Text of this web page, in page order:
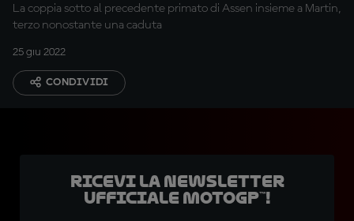
La coppia sotto al precedente primato di Assen insieme a Martin,
terzo nonostante una caduta
25 giu 2022
CONDIVIDI
Ricevi la newsletter
ufficiale MotoGP™!